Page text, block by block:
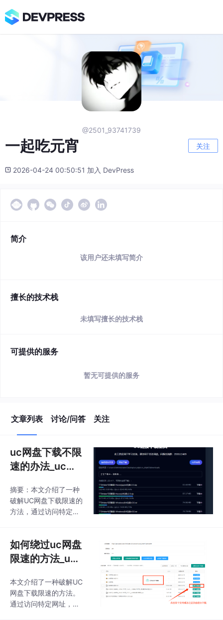
@2501_93741739
一起吃元宵 关注
2026-04-24 00:50:51 加入 DevPress
简介
该用户还未填写简介
擅长的技术栈
未填写擅长的技术栈
可提供的服务
暂无可提供的服务
文章列表 讨论/问答 关注
uc网盘下载不限
速的办法_uc网
摘要：本文介绍了一种
破解UC网盘下载限速的
方法，通过访问特定网
度可达10M/s。操作步
骤包括点击"获取文件列
表"按钮、选择文件后点
击"获取下载链接"，解
析成功后文件会自动发
送到本地下载工具。该
方法简单方便，有兴趣
如何绕过uc网盘
限速的方法_uc
本文介绍了一种破解UC
网盘下载限速的方法。
通过访问特定网址，用